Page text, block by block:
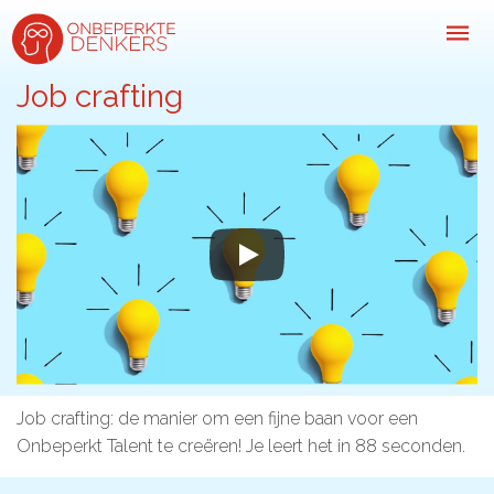
Inspiratie
Kijk-, lees- & luistertips
Mini- docu’s
Ode galerij
Podcasts: serie open gesprekken
Inspirerende praktijkverhalen
Bekijk volledig overzicht
Kom in actie
Job crafting
Job crafting: de manier om een fijne baan voor een
Onbeperkt Talent te creëren! Je leert het in 88 seconden.